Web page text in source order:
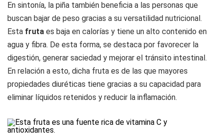
En sintonía, la piña también beneficia a las personas que
buscan bajar de peso gracias a su versatilidad nutricional.
Esta fruta es baja en calorías y tiene un alto contenido en
agua y fibra. De esta forma, se destaca por favorecer la
digestión, generar saciedad y mejorar el tránsito intestinal.
En relación a esto, dicha fruta es de las que mayores
propiedades diuréticas tiene gracias a su capacidad para
eliminar líquidos retenidos y reducir la inflamación.